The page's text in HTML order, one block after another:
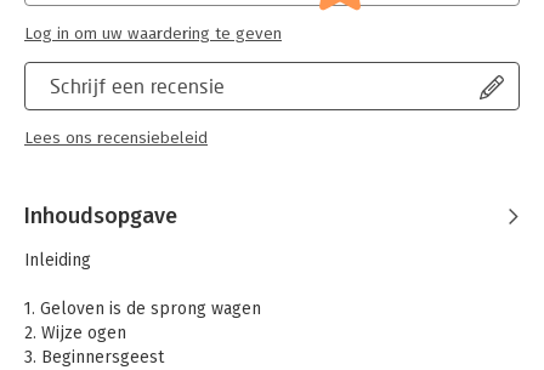
Schrijf een recensie
Lees ons recensiebeleid
Log in om uw waardering te geven
Inhoudsopgave
Inleiding
1. Geloven is de sprong wagen
2. Wijze ogen
3. Beginnersgeest